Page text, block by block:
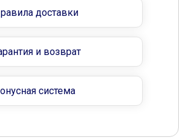
доставки
и возврат
система